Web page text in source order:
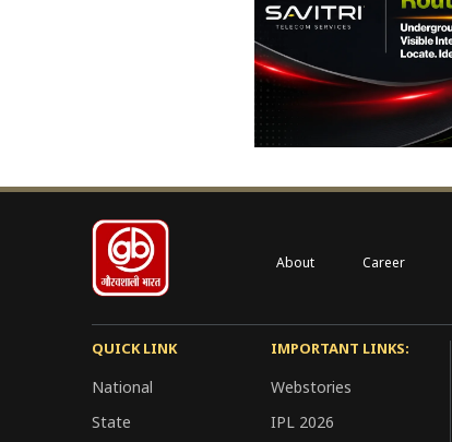
About Career
QUICK LINK
National
State
IMPORTANT LINKS:
Webstories
IPL 2026